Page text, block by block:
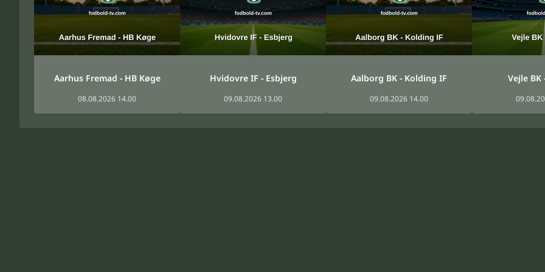
Aarhus Fremad - HB Køge
08.08.2026 14.00
Hvidovre IF - Esbjerg
09.08.2026 13.00
Aalborg BK - Kolding IF
09.08.2026 14.00
Vejle